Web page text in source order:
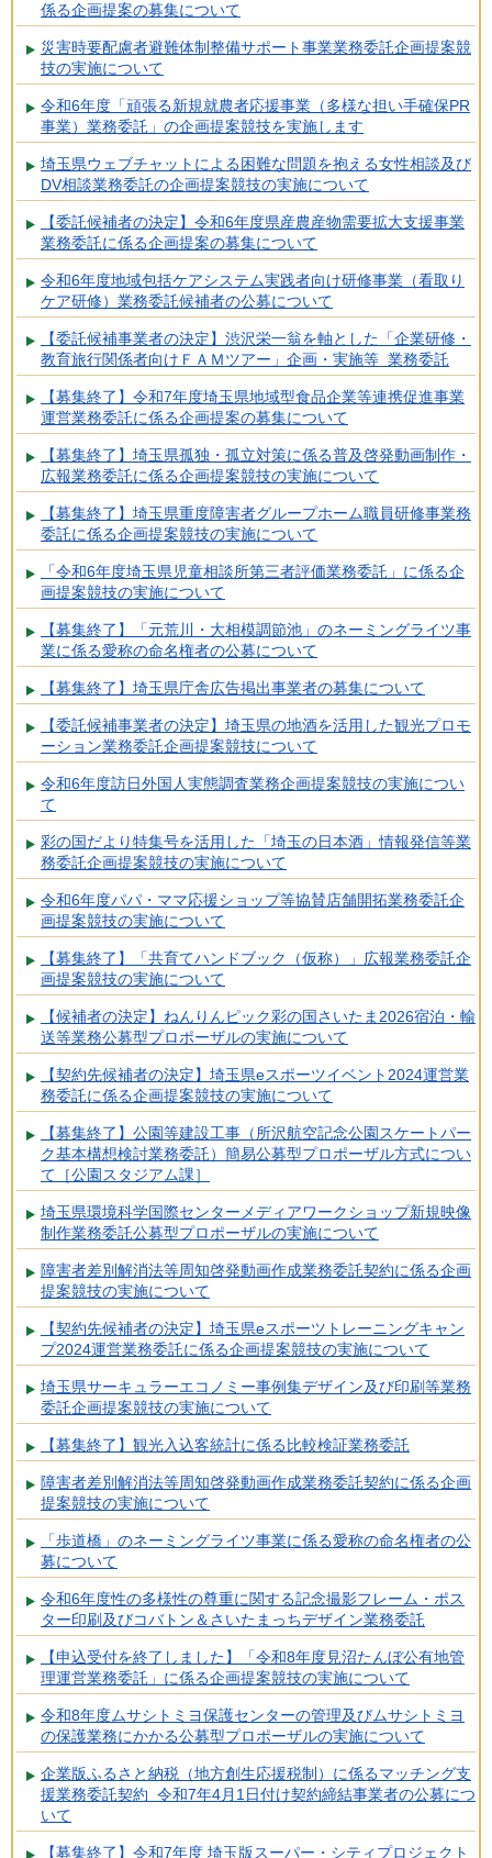
係る企画提案の募集について
災害時要配慮者避難体制整備サポート事業業務委託企画提案競
技の実施について
令和6年度「頑張る新規就農者応援事業（多様な担い手確保PR
事業）業務委託」の企画提案競技を実施します
埼玉県ウェブチャットによる困難な問題を抱える女性相談及び
DV相談業務委託の企画提案競技の実施について
【委託候補者の決定】令和6年度県産農産物需要拡大支援事業
業務委託に係る企画提案の募集について
令和6年度地域包括ケアシステム実践者向け研修事業（看取り
ケア研修）業務委託候補者の公募について
【委託候補事業者の決定】渋沢栄一翁を軸とした「企業研修・
教育旅行関係者向けＦＡＭツアー」企画・実施等 業務委託
【募集終了】令和7年度埼玉県地域型食品企業等連携促進事業
運営業務委託に係る企画提案の募集について
【募集終了】埼玉県孤独・孤立対策に係る普及啓発動画制作・
広報業務委託に係る企画提案競技の実施について
【募集終了】埼玉県重度障害者グループホーム職員研修事業務
委託に係る企画提案競技の実施について
「令和6年度埼玉県児童相談所第三者評価業務委託」に係る企
画提案競技の実施について
【募集終了】「元荒川・大相模調節池」のネーミングライツ事
業に係る愛称の命名権者の公募について
【募集終了】埼玉県庁舎広告掲出事業者の募集について
【委託候補事業者の決定】埼玉県の地酒を活用した観光プロモ
ーション業務委託企画提案競技について
令和6年度訪日外国人実態調査業務企画提案競技の実施につい
て
彩の国だより特集号を活用した「埼玉の日本酒」情報発信等業
務委託企画提案競技の実施について
令和6年度パパ・ママ応援ショップ等協賛店舗開拓業務委託企
画提案競技の実施について
【募集終了】「共育てハンドブック（仮称）」広報業務委託企
画提案競技の実施について
【候補者の決定】ねんりんピック彩の国さいたま2026宿泊・輸
送等業務公募型プロポーザルの実施について
【契約先候補者の決定】埼玉県eスポーツイベント2024運営業
務委託に係る企画提案競技の実施について
【募集終了】公園等建設工事（所沢航空記念公園スケートパー
ク基本構想検討業務委託）簡易公募型プロポーザル方式につい
て［公園スタジアム課］
埼玉県環境科学国際センターメディアワークショップ新規映像
制作業務委託公募型プロポーザルの実施について
障害者差別解消法等周知啓発動画作成業務委託契約に係る企画
提案競技の実施について
【契約先候補者の決定】埼玉県eスポーツトレーニングキャン
プ2024運営業務委託に係る企画提案競技の実施について
埼玉県サーキュラーエコノミー事例集デザイン及び印刷等業務
委託企画提案競技の実施について
【募集終了】観光入込客統計に係る比較検証業務委託
障害者差別解消法等周知啓発動画作成業務委託契約に係る企画
提案競技の実施について
「歩道橋」のネーミングライツ事業に係る愛称の命名権者の公
募について
令和6年度性の多様性の尊重に関する記念撮影フレーム・ポス
ター印刷及びコバトン＆さいたまっちデザイン業務委託
【申込受付を終了しました】「令和8年度見沼たんぼ公有地管
理運営業務委託」に係る企画提案競技の実施について
令和8年度ムサシトミヨ保護センターの管理及びムサシトミヨ
の保護業務にかかる公募型プロポーザルの実施について
企業版ふるさと納税（地方創生応援税制）に係るマッチング支
援業務委託契約 令和7年4月1日付け契約締結事業者の公募につ
いて
【募集終了】令和7年度 埼玉版スーパー・シティプロジェクト